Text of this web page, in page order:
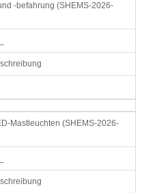
-befahrung (SHEMS-2026-
Mastleuchten (SHEMS-2026-